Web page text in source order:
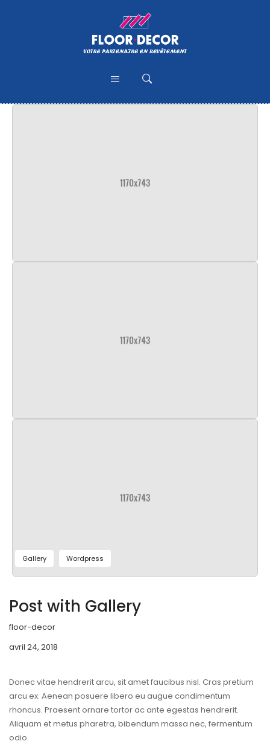
Gallery Wordpress
Post with Gallery
floor-decor
avril 24, 2018
Donec vitae hendrerit arcu, sit amet faucibus nisl. Cras pretium
arcu ex. Aenean posuere libero eu augue condimentum
rhoncus. Praesent ornare tortor ac ante egestas hendrerit.
Aliquam et metus pharetra, bibendum massa nec, fermentum
odio.